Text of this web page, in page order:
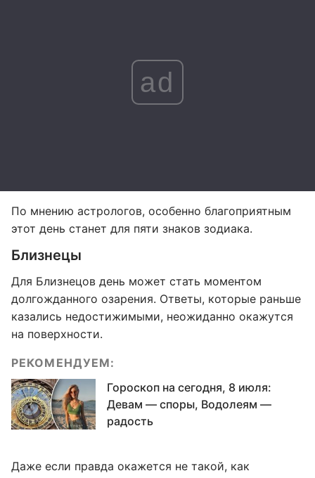
ad
По мнению астрологов, особенно благоприятным
этот день станет для пяти знаков зодиака.
Близнецы
Для Близнецов день может стать моментом
долгожданного озарения. Ответы, которые раньше
казались недостижимыми, неожиданно окажутся
на поверхности.
РЕКОМЕНДУЕМ:
Гороскоп на сегодня, 8 июля:
Девам — споры, Водолеям —
радость
Даже если правда окажется не такой, как